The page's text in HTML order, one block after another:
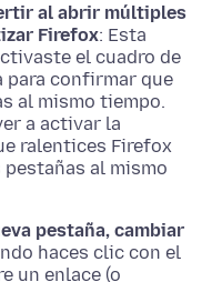
al abrir múltiples
Firefox: Esta
el cuadro de
para confirmar que
al mismo tiempo.
a activar la
ralentices Firefox
al mismo
pestaña, cambiar
haces clic con el
un enlace (o